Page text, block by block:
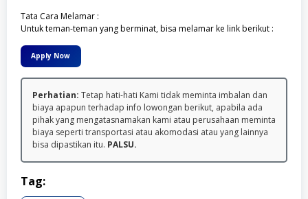
Tata Cara Melamar :
Untuk teman-teman yang berminat, bisa melamar ke link berikut :
Apply Now
Perhatian: Tetap hati-hati Kami tidak meminta imbalan dan
biaya apapun terhadap info lowongan berikut, apabila ada
pihak yang mengatasnamakan kami atau perusahaan meminta
biaya seperti transportasi atau akomodasi atau yang lainnya
bisa dipastikan itu. PALSU.
Tag: